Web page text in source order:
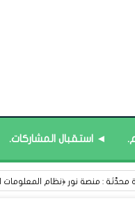
◄ استقبال المشاركات.
محدَّثة : منصة نور ﴿نظام المعلومات